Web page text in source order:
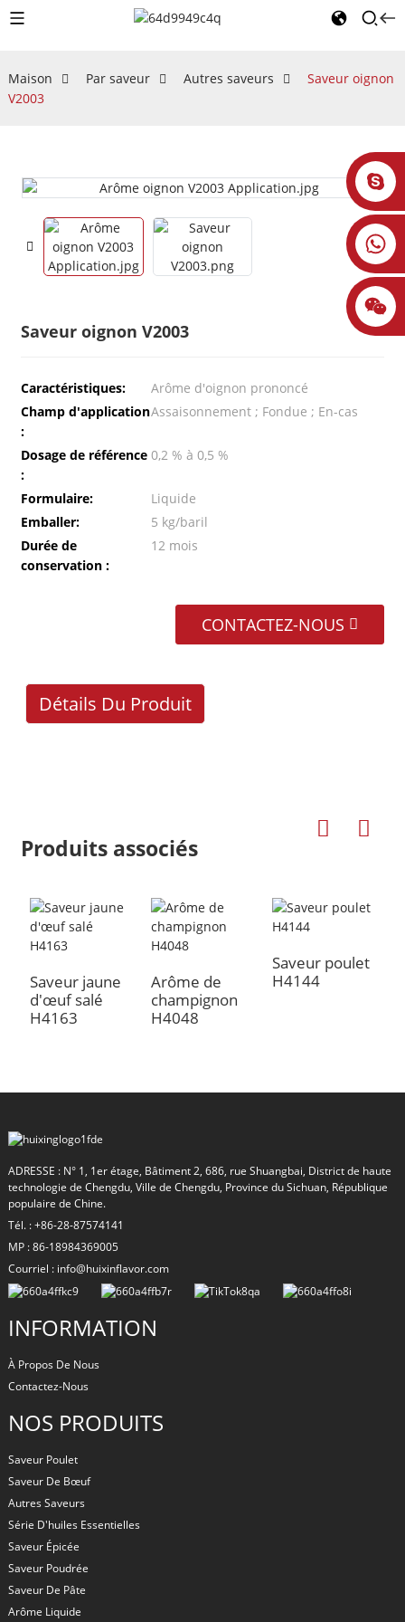
Maison Par saveur Autres saveurs
Saveur oignon
V2003
Saveur oignon V2003
Caractéristiques:
Arôme d'oignon prononcé
Champ d'application
:
Assaisonnement ; Fondue ; En-cas
Dosage de référence
:
0,2 % à 0,5 %
Formulaire:
Liquide
Emballer:
5 kg/baril
Durée de
conservation :
12 mois
CONTACTEZ-NOUS
Détails Du Produit
Produits associés
Saveur jaune
d'œuf salé
H4163
Arôme de
champignon
H4048
Saveur poulet
H4144
ADRESSE : N° 1, 1er étage, Bâtiment 2, 686, rue Shuangbai, District de haute
technologie de Chengdu, Ville de Chengdu, Province du Sichuan, République
populaire de Chine.
Tél. : +86-28-87574141
MP : 86-18984369005
Courriel : info@huixinflavor.com
INFORMATION
À Propos De Nous
Contactez-Nous
NOS PRODUITS
Saveur Poulet
Saveur De Bœuf
Autres Saveurs
Série D'huiles Essentielles
Saveur Épicée
Saveur Poudrée
Saveur De Pâte
Arôme Liquide